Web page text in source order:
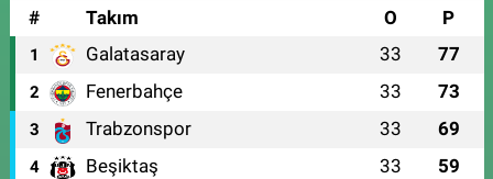
#
Takım O P
1 Galatasaray 33 77
2 Fenerbahçe 33 73
3 Trabzonspor 33 69
4 Beşiktaş 33 59